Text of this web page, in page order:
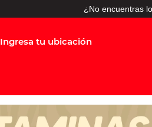
¿No encuentras
Ingresa tu ubicación